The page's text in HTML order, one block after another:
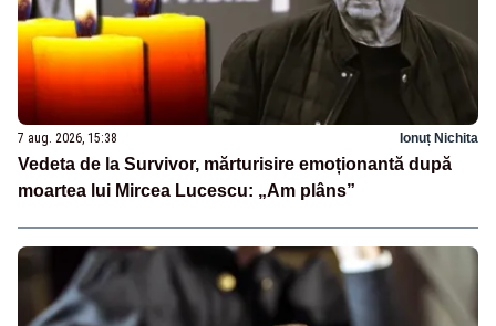
7 aug. 2026, 15:38 Ionuț Nichita
Vedeta de la Survivor, mărturisire emoționantă după
moartea lui Mircea Lucescu: „Am plâns”